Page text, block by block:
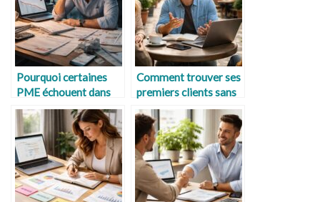
Pourquoi certaines
PME échouent dans
les 3 premières
années d’activité ?
Comment trouver ses
premiers clients sans
budget marketing ?